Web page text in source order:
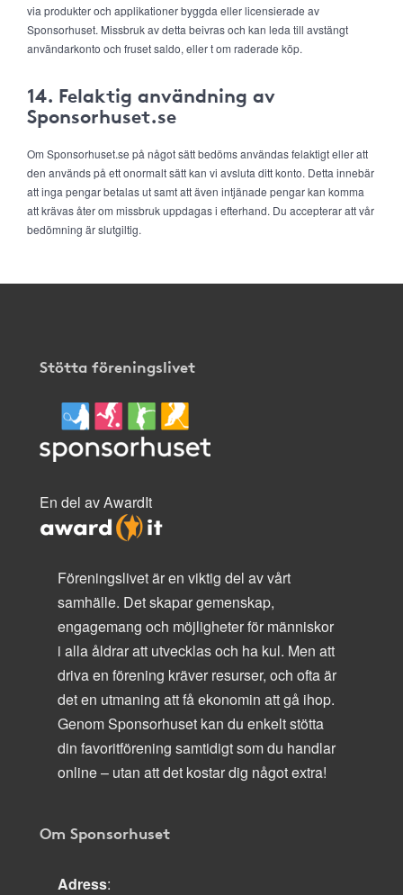
via produkter och applikationer byggda eller licensierade av
Sponsorhuset. Missbruk av detta beivras och kan leda till avstängt
användarkonto och fruset saldo, eller t om raderade köp.
14. Felaktig användning av
Sponsorhuset.se
Om Sponsorhuset.se på något sätt bedöms användas felaktigt eller att
den används på ett onormalt sätt kan vi avsluta ditt konto. Detta innebär
att inga pengar betalas ut samt att även intjänade pengar kan komma
att krävas åter om missbruk uppdagas i efterhand. Du accepterar att vår
bedömning är slutgiltig.
Stötta föreningslivet
En del av AwardIt
Föreningslivet är en viktig del av vårt
samhälle. Det skapar gemenskap,
engagemang och möjligheter för människor
i alla åldrar att utvecklas och ha kul. Men att
driva en förening kräver resurser, och ofta är
det en utmaning att få ekonomin att gå ihop.
Genom Sponsorhuset kan du enkelt stötta
din favoritförening samtidigt som du handlar
online – utan att det kostar dig något extra!
Om Sponsorhuset
Adress: